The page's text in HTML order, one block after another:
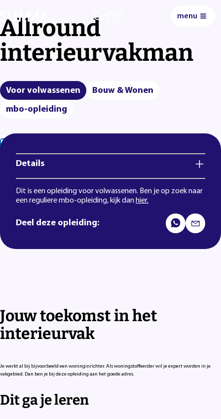
menu
Allround
interieurvakman
Voor volwassenen
Bouw & Wonen
mbo-opleiding
Jouw toekomst in het
interieurvak
Je werkt al bij bijvoorbeeld een woninginrichter. Als woningstoffeerder wil je expert worden in je
vakgebied. Dan ben je bij deze opleiding aan het goede adres.
Dit ga je leren
Details
Dit is een opleiding voor volwassenen. Ben je op zoek naar
een reguliere mbo-opleiding, kijk danhier.
Deel deze opleiding: